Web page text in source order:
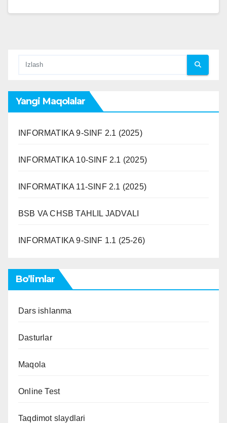
Yangi Maqolalar
INFORMATIKA 9-SINF 2.1 (2025)
INFORMATIKA 10-SINF 2.1 (2025)
INFORMATIKA 11-SINF 2.1 (2025)
BSB VA CHSB TAHLIL JADVALI
INFORMATIKA 9-SINF 1.1 (25-26)
Bo’limlar
Dars ishlanma
Dasturlar
Maqola
Online Test
Taqdimot slaydlari